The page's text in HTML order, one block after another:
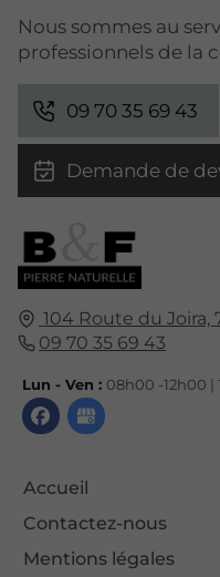
104 Route du Joira,
09 70 35 69 43
Lun - Ven : 08h00 -12h00 |
Accueil
Contactez-nous
Mentions légales
Nous sommes au
professionnels de la
09 70 35 69 43
Demande de